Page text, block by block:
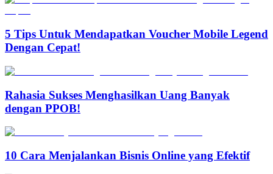
5 Tips Untuk Mendapatkan Voucher Mobile Legend
Dengan Cepat!
Rahasia Sukses Menghasilkan Uang Banyak
dengan PPOB!
10 Cara Menjalankan Bisnis Online yang Efektif